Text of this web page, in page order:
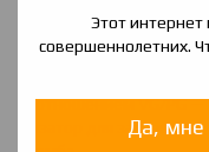
Этот интернет
совершеннолетних.
Да, мне
Жидкость для вейпа
объёмом 120 мл с
соотношением VG/PG
дозатор для заправки,